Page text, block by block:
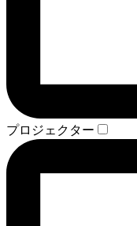
プロジェクター